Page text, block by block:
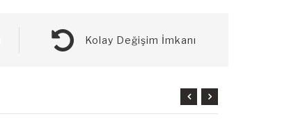
Kolay Değişim İmkanı